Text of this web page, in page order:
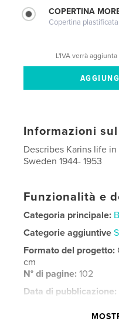
COPERTINA
Copertina
L'IVA verrà
Informazioni
Describes Karins life
Sweden 1944- 1953
Funzionalità e
Categoria principale:
Categorie aggiuntive
Formato del progetto:
cm
N° di pagine:102
Data di pubblicazione: